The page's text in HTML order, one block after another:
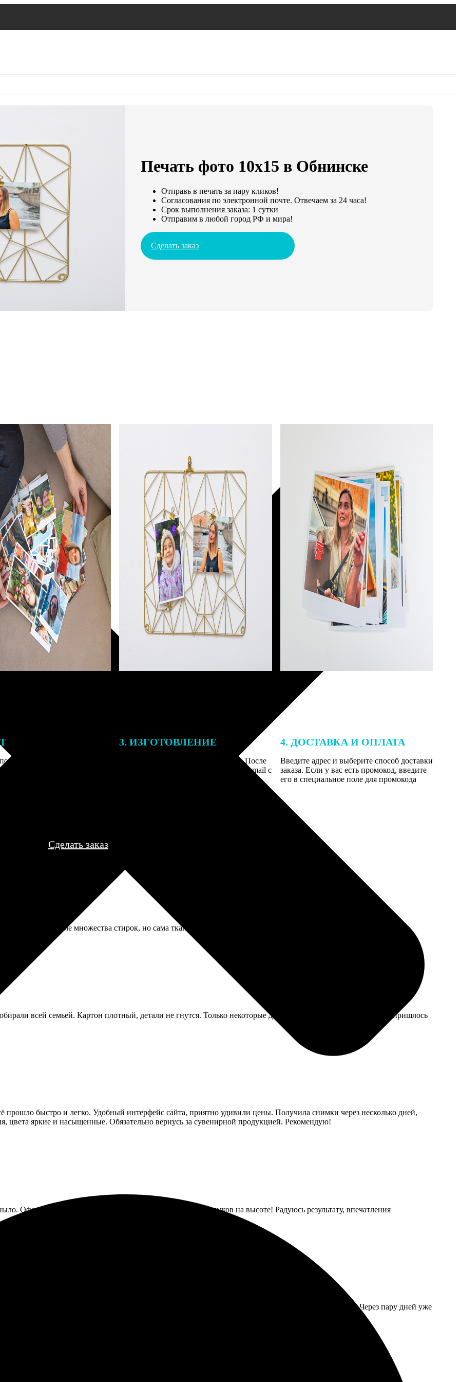
Печать фото 10х15 в Обнинске
Отправь в печать за пару кликов!
Согласования по электронной почте. Отвечаем за 24 часа!
Срок выполнения заказа: 1 сутки
Отправим в любой город РФ и мира!
Сделать заказ
заказа к печати
могут связаться с Вами
телефону или email для
деталей.
3. ИЗГОТОВЛЕНИЕ
Оплатите заказ банковской картой. После
оплаты получите подтверждение на email с
описанием заказа. Когда отправим заказ
4. ДОСТАВКА И ОПЛАТА
Введите адрес и выберите способ доставки
заказа. Если у вас есть промокод, введите
его в специальное поле для промокода
Сделать заказ
не выцвел после множества стирок, но сама ткань после первой же дала усадку, хотя стирала в холодной воде.
всей семьей. Картон плотный, детали не гнутся. Только некоторые детали были чуть хуже прорезаны, пришлось
прошло быстро и легко. Удобный интерфейс сайта, приятно удивили цены. Получила снимки через несколько дней,
цвета яркие и насыщенные. Обязательно вернусь за сувенирной продукцией. Рекомендую!
Оформление простое, скорость шикарная. Качество снимков на высоте! Радуюсь результату, впечатления
очень довольна. Процесс очень простой: загрузила фото, выбрала нужный размер, оформила заказ. Через пару дней уже
цвета яркие и насыщенные. Обязательно закажу еще!